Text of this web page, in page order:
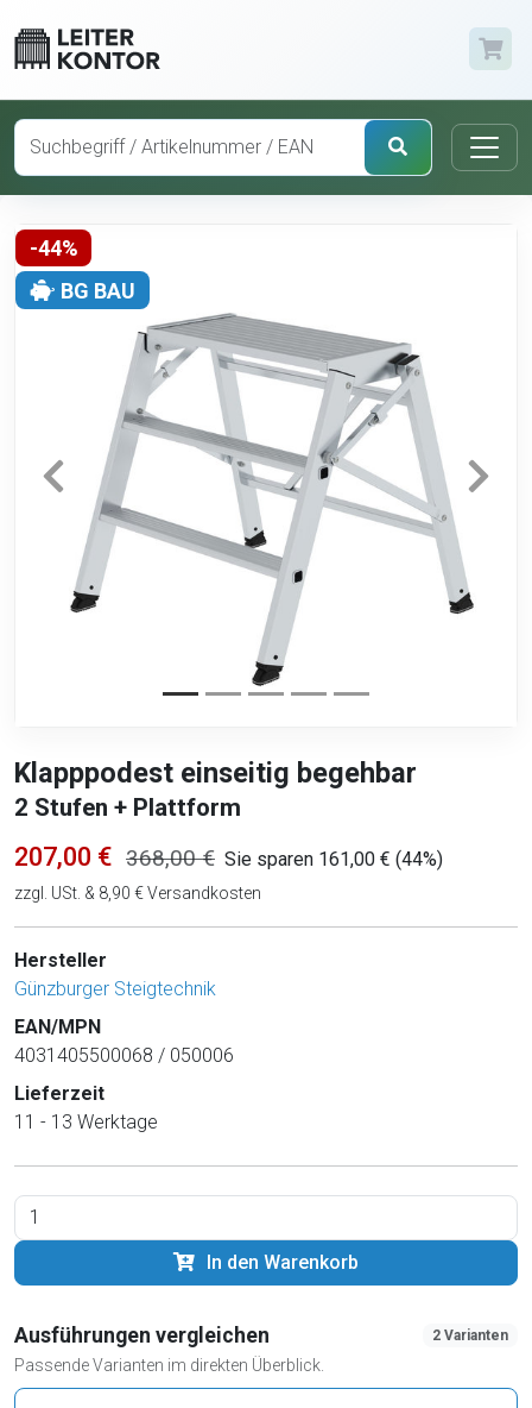
-44%
BG BAU
Klapppodest einseitig begehbar
2 Stufen + Plattform
207,00 € 368,00 € Sie sparen 161,00 € (44%)
zzgl. USt. & 8,90 € Versandkosten
Hersteller
Günzburger Steigtechnik
EAN/MPN
4031405500068 / 050006
Lieferzeit
11 - 13 Werktage
In den Warenkorb
Ausführungen vergleichen
Passende Varianten im direkten Überblick.
2 Varianten